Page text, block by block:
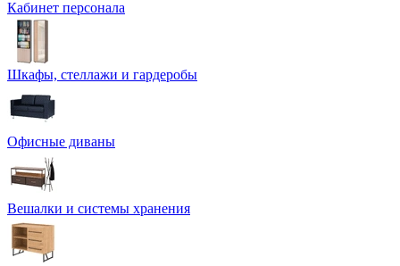
Кабинет персонала
Шкафы, стеллажи и гардеробы
Офисные диваны
Вешалки и системы хранения